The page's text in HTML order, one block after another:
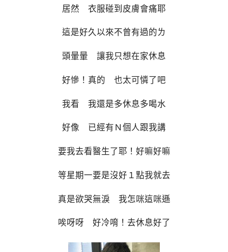
居然 衣服碰到皮膚會痛耶
這是好久以來不曾有過的ㄌ
頭暈暈 讓我只想在家休息
好慘！真的 也太可憐了吧
我看 我還是多休息多喝水
好像 已經有Ｎ個人跟我講
要我去看醫生了耶！好嘛好嘛
等星期一要是沒好１點我就去
真是欲哭無淚 我怎咪這咪遜
唉呀呀 好冷唷！去休息好了